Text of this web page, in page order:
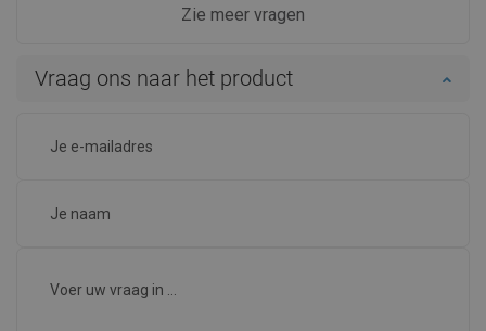
Zie meer vragen
Vraag ons naar het product